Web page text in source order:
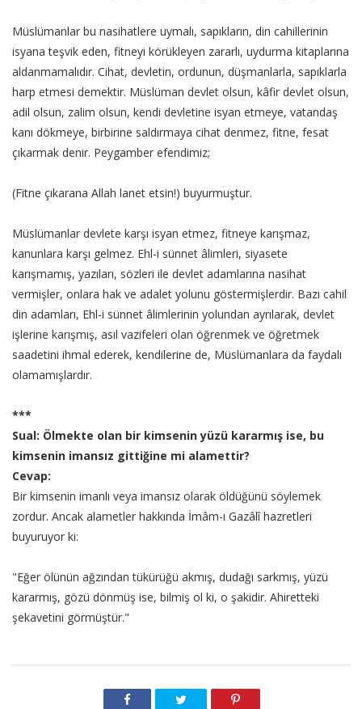
Müslümanlar bu nasihatlere uymalı, sapıkların, din cahillerinin
isyana teşvik eden, fitneyi körükleyen zararlı, uydurma kitaplarına
aldanmamalıdır. Cihat, devletin, ordunun, düşmanlarla, sapıklarla
harp etmesi demektir. Müslüman devlet olsun, kâfir devlet olsun,
adil olsun, zalim olsun, kendi devletine isyan etmeye, vatandaş
kanı dökmeye, birbirine saldırmaya cihat denmez, fitne, fesat
çıkarmak denir. Peygamber efendimiz;
(Fitne çıkarana Allah lanet etsin!) buyurmuştur.
Müslümanlar devlete karşı isyan etmez, fitneye karışmaz,
kanunlara karşı gelmez. Ehl-i sünnet âlimleri, siyasete
karışmamış, yazıları, sözleri ile devlet adamlarına nasihat
vermişler, onlara hak ve adalet yolunu göstermişlerdir. Bazı cahil
din adamları, Ehl-i sünnet âlimlerinin yolundan ayrılarak, devlet
işlerine karışmış, asıl vazifeleri olan öğrenmek ve öğretmek
saadetini ihmal ederek, kendilerine de, Müslümanlara da faydalı
olamamışlardır.
***
Sual: Ölmekte olan bir kimsenin yüzü kararmış ise, bu
kimsenin imansız gittiğine mi alamettir?
Cevap:
Bir kimsenin imanlı veya imansız olarak öldüğünü söylemek
zordur. Ancak alametler hakkında İmâm-ı Gazâlî hazretleri
buyuruyor ki:
"Eğer ölünün ağzından tükürüğü akmış, dudağı sarkmış, yüzü
kararmış, gözü dönmüş ise, bilmiş ol ki, o şakidir. Ahiretteki
şekavetini görmüştür."